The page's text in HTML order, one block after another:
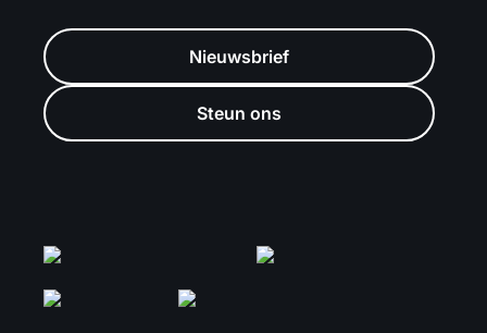
Nieuwsbrief
Steun ons